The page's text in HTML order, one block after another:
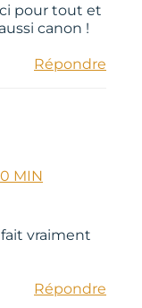
pour tout et
canon !
Répondre
MIN
vraiment
Répondre